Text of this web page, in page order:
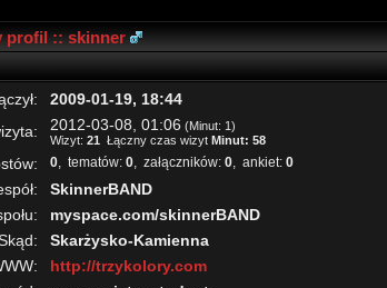
profil :: skinner
2009-01-19, 18:44
2012-03-08, 01:06 (Minut: 1)
Wizyt: 21 Łączny czas wizyt Minut: 58
0, tematów: 0, załączników: 0, ankiet: 0
SkinnerBAND
myspace.com/skinnerBAND
Skarżysko-Kamienna
http://trzykolory.com